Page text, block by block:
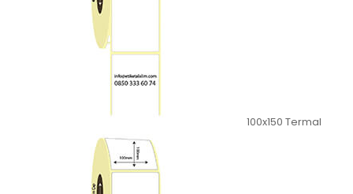
100x150 Termal